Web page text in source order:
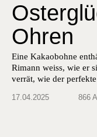
Ohren
Eine Kakaobohne
Rimann weiss, wie er
verrät, wie der
17.04.2025 866